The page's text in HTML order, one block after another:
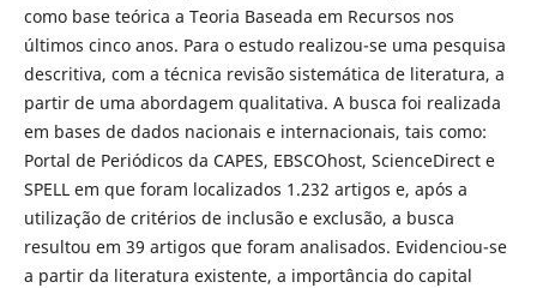
como base teórica a Teoria Baseada em Recursos nos
últimos cinco anos. Para o estudo realizou-se uma pesquisa
descritiva, com a técnica revisão sistemática de literatura, a
partir de uma abordagem qualitativa. A busca foi realizada
em bases de dados nacionais e internacionais, tais como:
Portal de Periódicos da CAPES, EBSCOhost, ScienceDirect e
SPELL em que foram localizados 1.232 artigos e, após a
utilização de critérios de inclusão e exclusão, a busca
resultou em 39 artigos que foram analisados. Evidenciou-se
a partir da literatura existente, a importância do capital